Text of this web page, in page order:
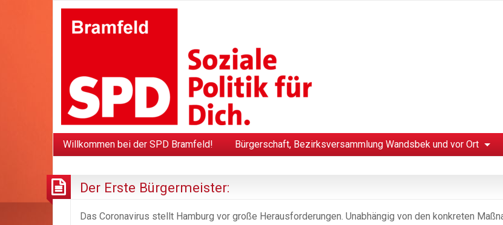
Willkommen bei der SPD Bramfeld! Bürgerschaft, Bezirksversammlung Wandsbek und vor Ort
Der Erste Bürgermeister:
Das Coronavirus stellt Hamburg vor große Herausforderungen. Unabhängig von den konkreten